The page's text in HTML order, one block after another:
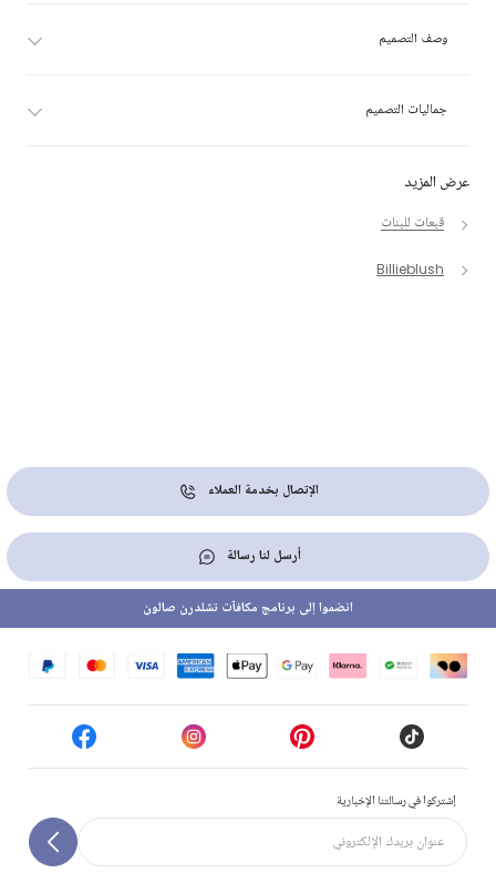
عرض المزيد
قبعات للبنات
Billieblush
وصف التصميم
جماليات التصميم
الإتصال بخدمة العملاء
أرسل لنا رسالة
إشتركوا في رسالتنا الإخبارية
انضموا إلى برنامج مكافآت تشلدرن صالون